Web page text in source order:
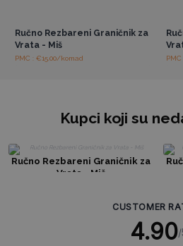
Ručno Rezbareni Graničnik za
Vrata - Miš
PMC : €15.00/komad
Kupci koji su
Ručno Rezbareni Graničnik za
Vrata - Miš
CUSTOMER
4.90/